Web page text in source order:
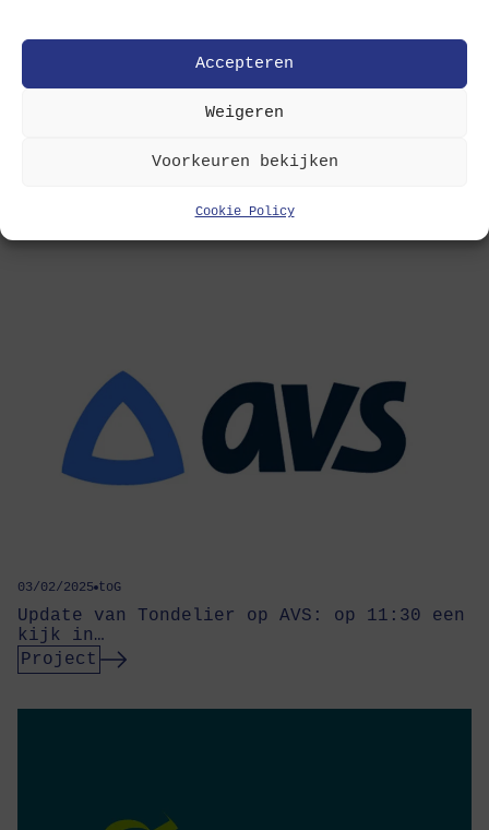
Accepteren
Weigeren
Voorkeuren bekijken
Cookie Policy
terrein voormalig Ottenstadion
03/02/2025 toG
Update van Tondelier op AVS: op 11:30 een
kijk in…
Project